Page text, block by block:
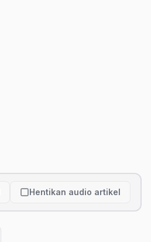
Hentikan audio artikel